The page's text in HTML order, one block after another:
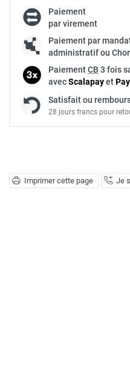
Imprimer cette page Je
Paiement
par virement
Paiement par
administratif ou
PaiementCB 3 fois
avecScalapayetPay
Satisfait ou
28 jours francs pour